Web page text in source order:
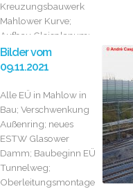
Kreuzungsbauwerk
Mahlower Kurve;
Aufbau Gleisplanum;
erste...
Bilder vom
09.11.2021
Alle EÜ in Mahlow in
Bau; Verschwenkung
Außenring; neues
ESTW Glasower
Damm; Baubeginn EÜ
Tunnelweg;
Oberleitungsmontage